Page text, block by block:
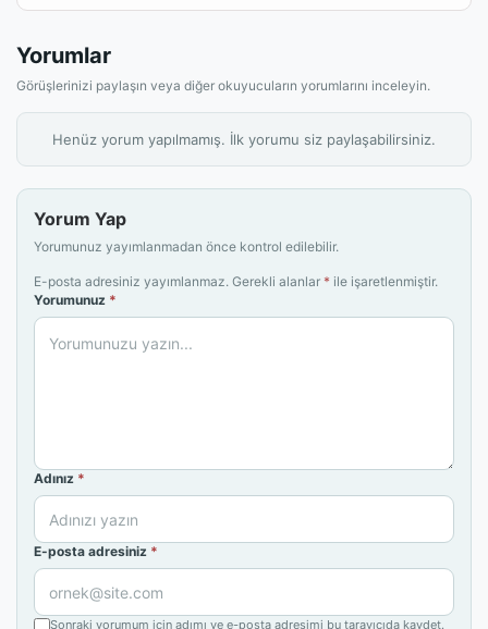
Yorumlar
Görüşlerinizi paylaşın veya diğer okuyucuların yorumlarını inceleyin.
Henüz yorum yapılmamış. İlk yorumu siz paylaşabilirsiniz.
Yorum Yap
Yorumunuz yayımlanmadan önce kontrol edilebilir.
E-posta adresiniz yayımlanmaz. Gerekli alanlar * ile işaretlenmiştir.
Yorumunuz *
Adınız *
E-posta adresiniz *
Sonraki yorumum için adımı ve e-posta adresimi bu tarayıcıda kaydet.